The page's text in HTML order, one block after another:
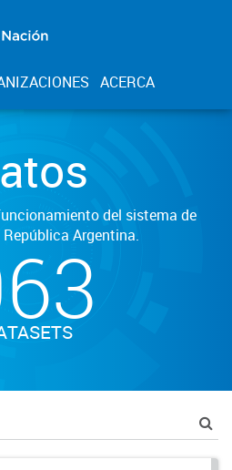
ACERCA
del sistema de
Argentina.